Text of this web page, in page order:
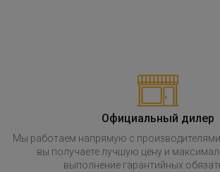
Официальный дилер
Мы работаем напрямую с
вы получаете лучшую цену и
выполнение гарантийных